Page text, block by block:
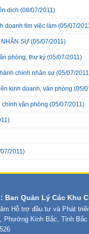
dịch (08/07/2011)
doanh tìm việc làm (05/07/
NHÂN SỰ (05/07/2011)
phòng, thư ký (05/07/2011)
chính nhân sự (05/07/
kinh doanh, văn phòng (05/
văn phòng (05/07/2011)
2011)
Ban Quản Lý Các Khu
Hỗ trợ đầu tư và Phát
Phường Kinh Bắc, Tỉnh Bắc